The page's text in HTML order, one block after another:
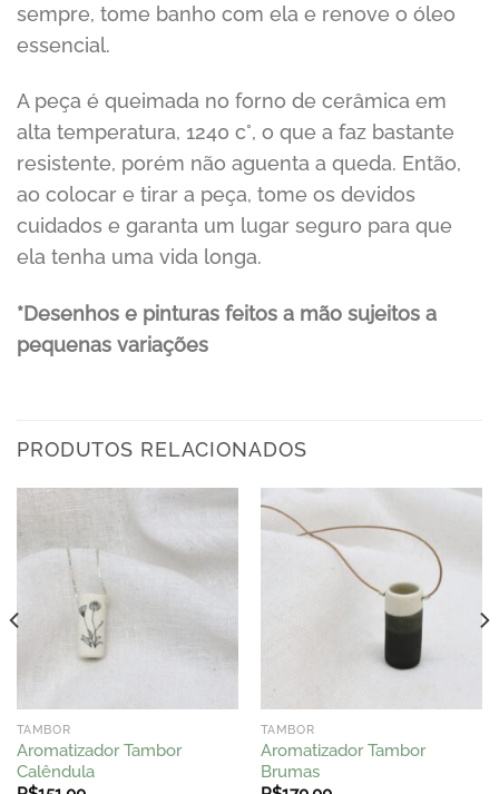
sempre, tome banho com ela e renove o óleo
essencial.
A peça é queimada no forno de cerâmica em
alta temperatura, 1240 c°, o que a faz bastante
resistente, porém não aguenta a queda. Então,
ao colocar e tirar a peça, tome os devidos
cuidados e garanta um lugar seguro para que
ela tenha uma vida longa.
*Desenhos e pinturas feitos a mão sujeitos a
pequenas variações
PRODUTOS RELACIONADOS
TAMBOR
Aromatizador Tambor
Calêndula
TAMBOR
Aromatizador Tambor
Brumas